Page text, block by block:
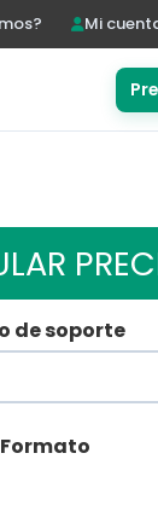
Mi
de soporte
Formato